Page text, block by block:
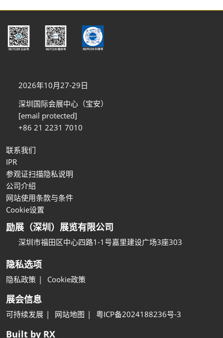
2026年10月27-29日
深圳国际会展中心（宝安）
[email protected]
+86 21 2231 7010
联系我们
IPR
参观证扫描隐私说明
公司介绍
网站使用条款与条件
Cookie设置
励展（深圳）展览有限公司
深圳市福田区中心四路1-1号嘉里建设广场3座303
隐私选项
隐私政策 Cookie政策
展会信息
可持续发展 网站地图 粤ICP备2024188236号-3
Built by RX